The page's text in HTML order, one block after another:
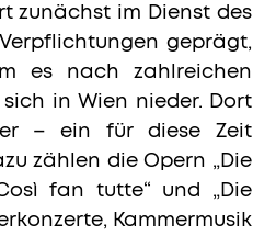
zunächst im Dienst des
geprägt,
es nach zahlreichen
in Wien nieder. Dort
– ein für diese Zeit
zählen die Opern „Die
fan tutte“ und „Die
Kammermusik